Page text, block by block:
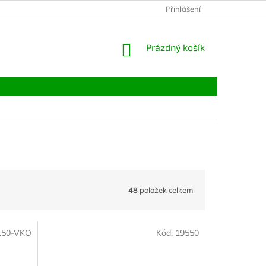
Přihlášení
NÁKUPNÍ
Prázdný košík
48 položek celkem
VKO Kód: 19550